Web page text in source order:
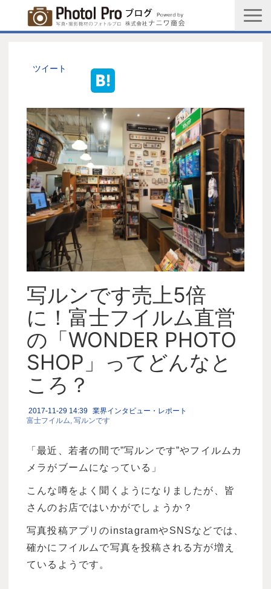
メルマガ登録
PGC新規登録申込み
写真館協会新規登録申込み
お問い合わせ
ツイート
写ルンです売上5倍
に！富士フイルム直営
の「WONDER PHOTO
SHOP」ってどんなと
ころ？
2017-11-29 14:39 業界インタビュー・レポート
富士フイルム 写ルンです
「最近、若者の間で”写ルンです”やフイルムカ
メラがブームになっている」
こんな噂をよく聞くようになりましたが、皆
さんのお店ではいかがでしょうか？
写真投稿アプリのinstagramやSNSなどでは、
確かにフイルムで写真を投稿される方が増え
ているようです。